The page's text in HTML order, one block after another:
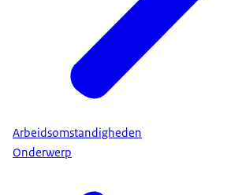
Arbeidsomstandigheden
Onderwerp